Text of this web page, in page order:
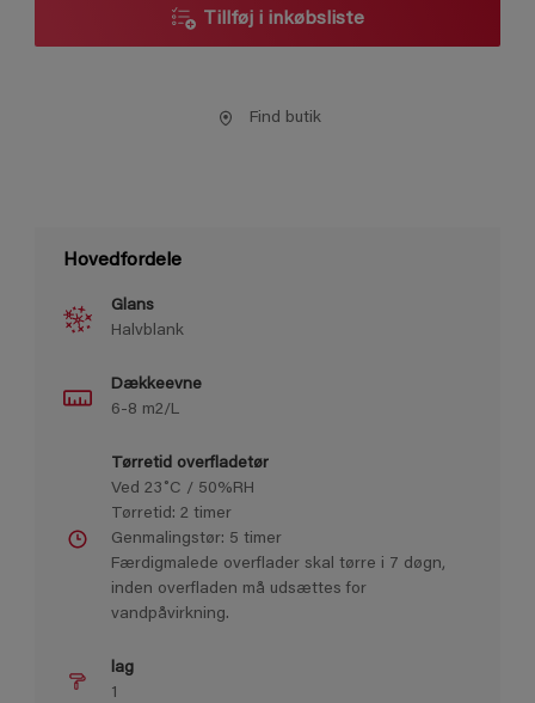
Tillføj i inkøbsliste
Find butik
Hovedfordele
Glans
Halvblank
Dækkeevne
6-8 m2/L
Tørretid overfladetør
Ved 23˚C / 50%RH
Tørretid: 2 timer
Genmalingstør: 5 timer
Færdigmalede overﬂader skal tørre i 7 døgn,
inden overﬂaden må udsættes for
vandpåvirkning.
lag
1